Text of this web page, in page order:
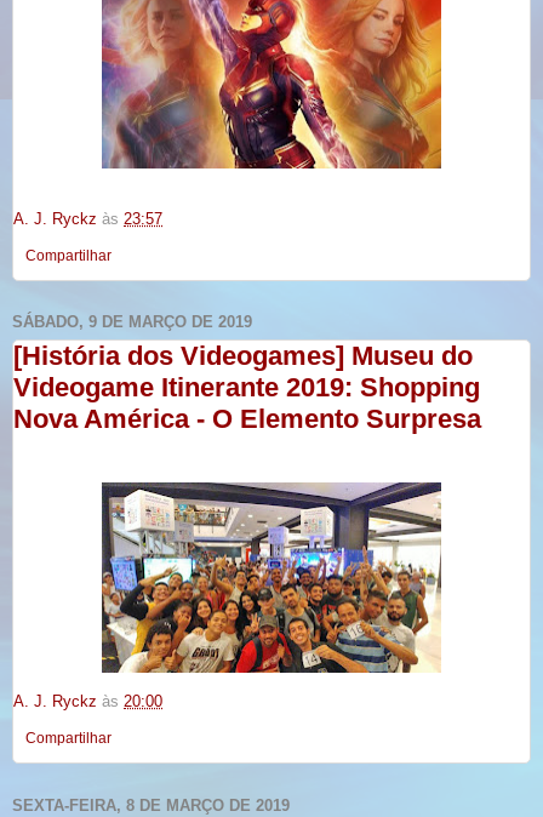
A. J. Ryckz às 23:57
Compartilhar
SÁBADO, 9 DE MARÇO DE 2019
[História dos Videogames] Museu do
Videogame Itinerante 2019: Shopping
Nova América - O Elemento Surpresa
A. J. Ryckz às 20:00
Compartilhar
SEXTA-FEIRA, 8 DE MARÇO DE 2019